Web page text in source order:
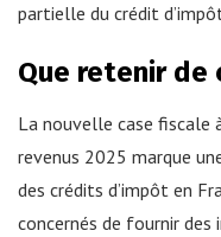
partielle du crédit
Que retenir
La nouvelle case fiscale
revenus 2025 marque
des crédits d’impôt en
concernés de fournir